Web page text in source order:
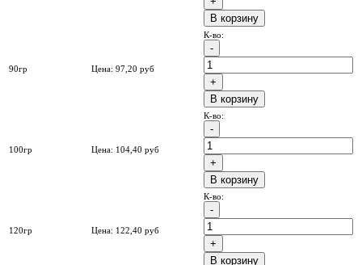
B корзину
90гр Цена: 97,20 руб
К-во:
B корзину
100гр Цена: 104,40 руб
К-во:
B корзину
120гр Цена: 122,40 руб
К-во:
B корзину